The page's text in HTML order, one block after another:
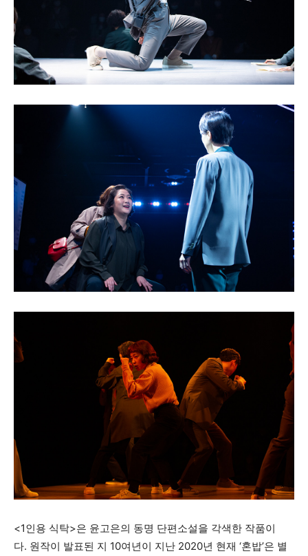
<1인용 식탁>은 윤고은의 동명 단편소설을 각색한 작품이
다. 원작이 발표된 지 10여년이 지난 2020년 현재 ‘혼밥’은 별